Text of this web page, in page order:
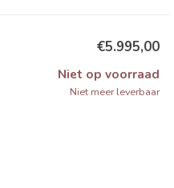
€5.995,00
Niet op voorraad
Niet meer leverbaar